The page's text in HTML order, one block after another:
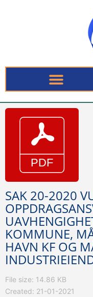
SAK 20-2020
KOMMUNE,
HAVN KF OG
File size: 14.86 KB
Created: 21-01-2021